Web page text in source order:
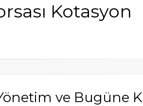
Kotasyon
ve Bugüne